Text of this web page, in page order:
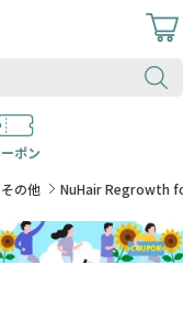
ポン
その他 NuHair Regrowth for